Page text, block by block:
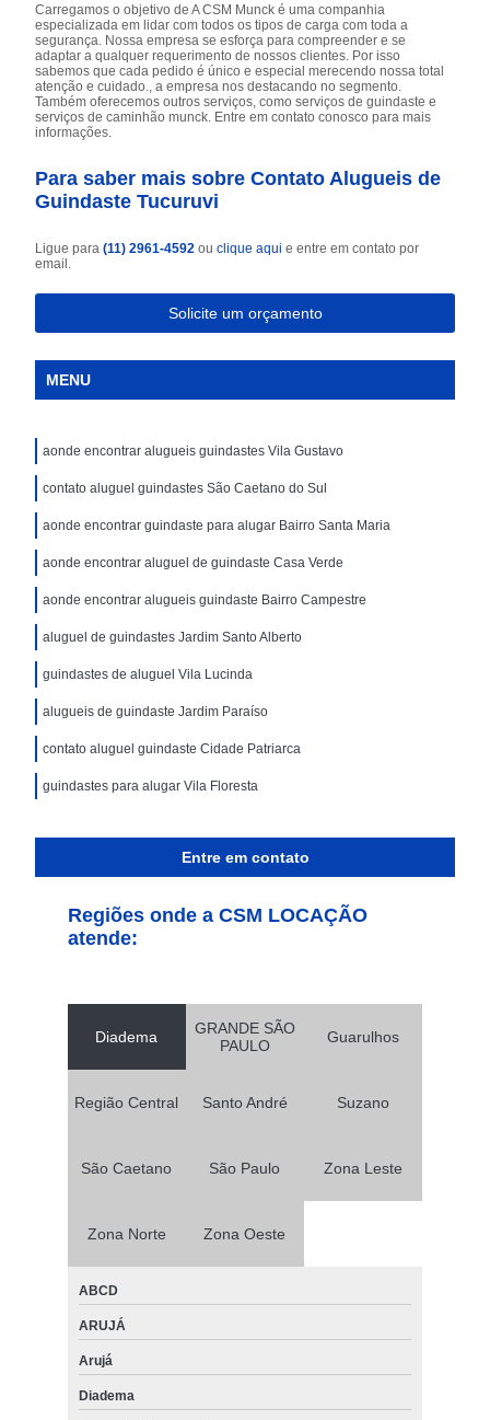
Carregamos o objetivo de A CSM Munck é uma companhia
especializada em lidar com todos os tipos de carga com toda a
segurança. Nossa empresa se esforça para compreender e se
adaptar a qualquer requerimento de nossos clientes. Por isso
sabemos que cada pedido é único e especial merecendo nossa total
atenção e cuidado., a empresa nos destacando no segmento.
Também oferecemos outros serviços, como serviços de guindaste e
serviços de caminhão munck. Entre em contato conosco para mais
informações.
Para saber mais sobre Contato Alugueis de
Guindaste Tucuruvi
Ligue para(11) 2961-4592ouclique aqui e entre em contato por
email.
Solicite um orçamento
MENU
aonde encontrar alugueis guindastes Vila Gustavo
contato aluguel guindastes São Caetano do Sul
aonde encontrar guindaste para alugar Bairro Santa Maria
aonde encontrar aluguel de guindaste Casa Verde
aonde encontrar alugueis guindaste Bairro Campestre
aluguel de guindastes Jardim Santo Alberto
guindastes de aluguel Vila Lucinda
alugueis de guindaste Jardim Paraíso
contato aluguel guindaste Cidade Patriarca
guindastes para alugar Vila Floresta
Entre em contato
Regiões onde a CSM LOCAÇÃO
atende:
Diadema
GRANDE SÃO
PAULO
Guarulhos
Região Central Santo André Suzano
São Caetano São Paulo Zona Leste
Zona Norte Zona Oeste
ABCD
ARUJÁ
Arujá
Diadema